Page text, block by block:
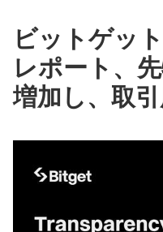
ビットゲッ
レポート、
増加し、取